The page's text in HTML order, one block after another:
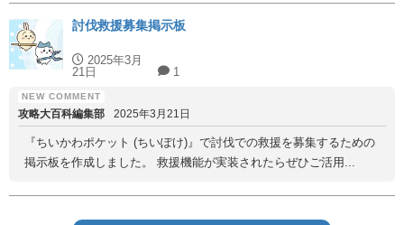
討伐救援募集掲示板
2025年3月
21日
1
攻略大百科編集部 2025年3月21日
『ちいかわポケット (ちいぽけ)』で討伐での救援を募集するための
掲示板を作成しました。 救援機能が実装されたらぜひご活用...